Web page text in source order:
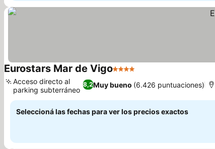
Eurostars Mar de Vigo4 Estrellas
8,2Muy bueno (6.426 puntuaciones)
Acceso directo al
parking subterráneo
Seleccioná las fechas para ver los precios exactos